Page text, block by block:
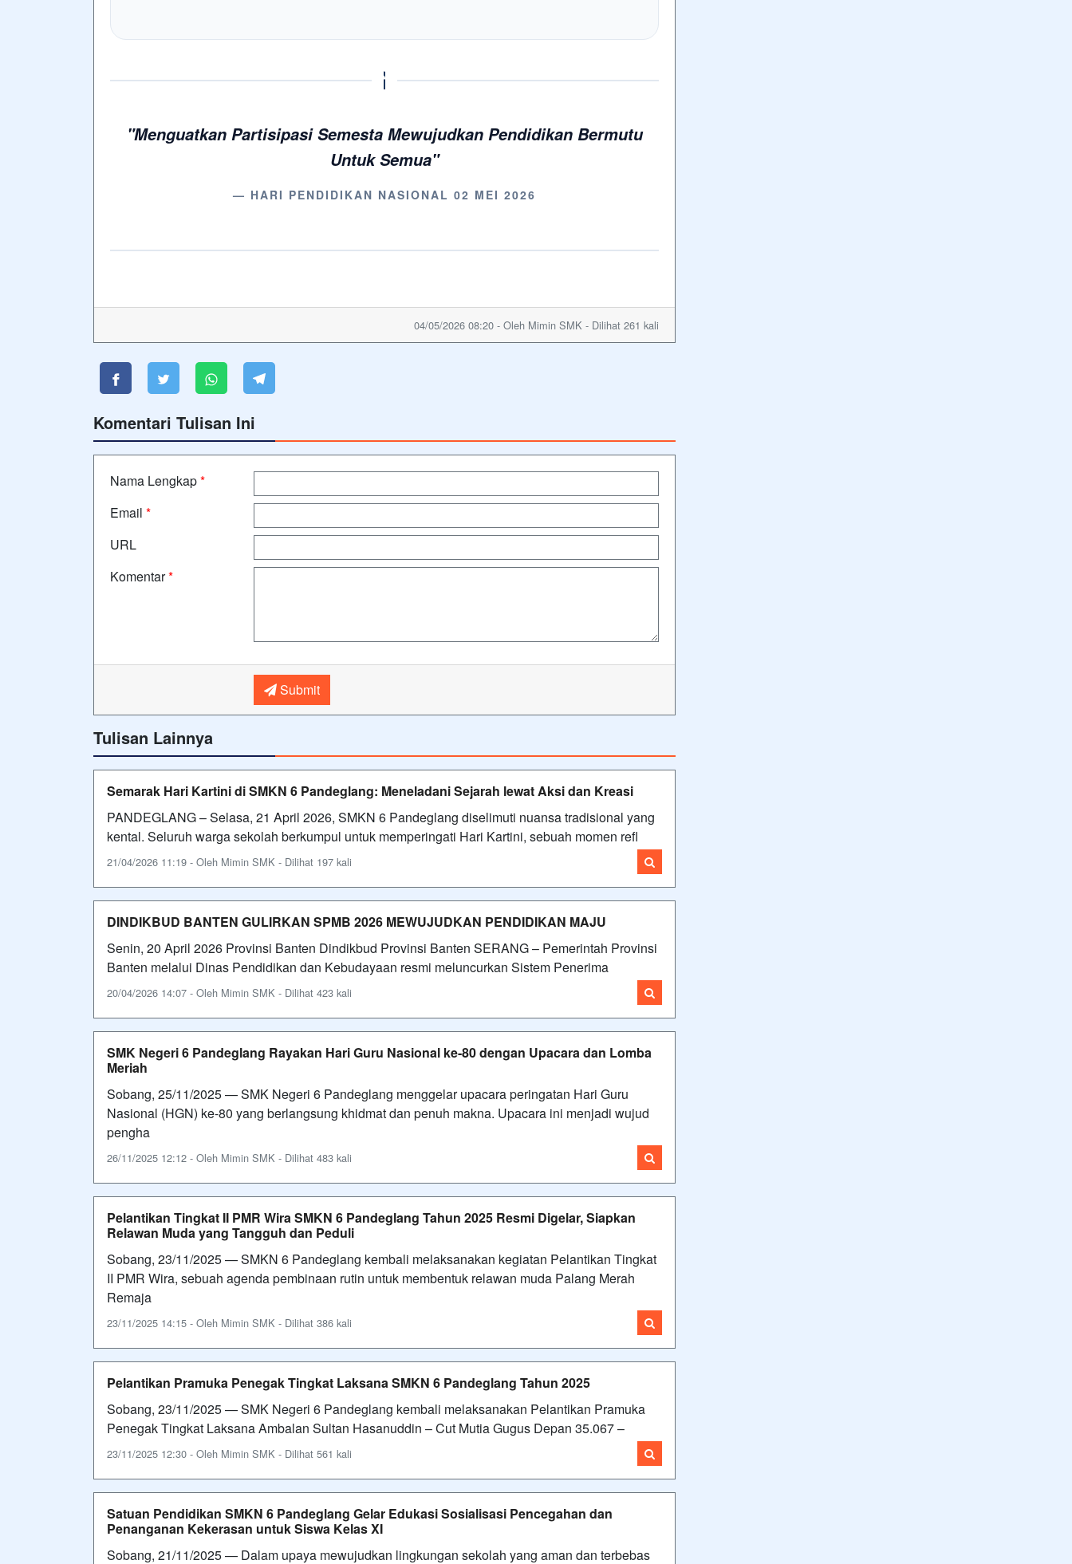
"Menguatkan Partisipasi Semesta Mewujudkan Pendidikan Bermutu
Untuk Semua"
— HARI PENDIDIKAN NASIONAL 02 MEI 2026
04/05/2026 08:20 - Oleh Mimin SMK - Dilihat 261 kali
Komentari Tulisan Ini
Nama Lengkap*
Email *
URL
Komentar*
Submit
Tulisan Lainnya
Semarak Hari Kartini di SMKN 6 Pandeglang: Meneladani Sejarah lewat Aksi dan Kreasi
PANDEGLANG – Selasa, 21 April 2026, SMKN 6 Pandeglang diselimuti nuansa tradisional yang
kental. Seluruh warga sekolah berkumpul untuk memperingati Hari Kartini, sebuah momen refl
21/04/2026 11:19 - Oleh Mimin SMK - Dilihat 197 kali
DINDIKBUD BANTEN GULIRKAN SPMB 2026 MEWUJUDKAN PENDIDIKAN MAJU
Senin, 20 April 2026 Provinsi Banten Dindikbud Provinsi Banten SERANG – Pemerintah Provinsi
Banten melalui Dinas Pendidikan dan Kebudayaan resmi meluncurkan Sistem Penerima
20/04/2026 14:07 - Oleh Mimin SMK - Dilihat 423 kali
SMK Negeri 6 Pandeglang Rayakan Hari Guru Nasional ke-80 dengan Upacara dan Lomba
Meriah
Sobang, 25/11/2025 — SMK Negeri 6 Pandeglang menggelar upacara peringatan Hari Guru
Nasional (HGN) ke-80 yang berlangsung khidmat dan penuh makna. Upacara ini menjadi wujud
pengha
26/11/2025 12:12 - Oleh Mimin SMK - Dilihat 483 kali
Pelantikan Tingkat II PMR Wira SMKN 6 Pandeglang Tahun 2025 Resmi Digelar, Siapkan
Relawan Muda yang Tangguh dan Peduli
Sobang, 23/11/2025 — SMKN 6 Pandeglang kembali melaksanakan kegiatan Pelantikan Tingkat
II PMR Wira, sebuah agenda pembinaan rutin untuk membentuk relawan muda Palang Merah
Remaja
23/11/2025 14:15 - Oleh Mimin SMK - Dilihat 386 kali
Pelantikan Pramuka Penegak Tingkat Laksana SMKN 6 Pandeglang Tahun 2025
Sobang, 23/11/2025 — SMK Negeri 6 Pandeglang kembali melaksanakan Pelantikan Pramuka
Penegak Tingkat Laksana Ambalan Sultan Hasanuddin – Cut Mutia Gugus Depan 35.067 –
23/11/2025 12:30 - Oleh Mimin SMK - Dilihat 561 kali
Satuan Pendidikan SMKN 6 Pandeglang Gelar Edukasi Sosialisasi Pencegahan dan
Penanganan Kekerasan untuk Siswa Kelas XI
Sobang, 21/11/2025 — Dalam upaya mewujudkan lingkungan sekolah yang aman dan terbebas